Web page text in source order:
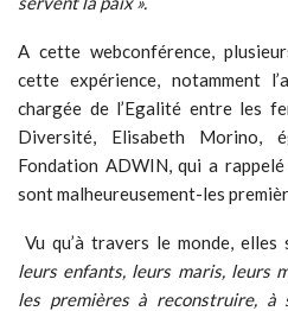
A cette webconférence,
cette expérience, notamment
chargée de l’Egalité entre les
Diversité, Elisabeth Morino,
Fondation ADWIN, qui a
sont malheureusement-les
Vu qu’à travers le monde, elles
leurs enfants, leurs maris, leurs
les premières à reconstruire, à